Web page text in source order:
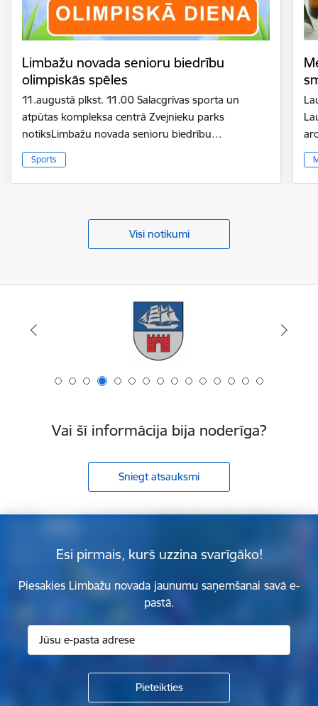
Limbažu novada senioru biedrību
olimpiskās spēles
11.augustā plkst. 11.00 Salacgrīvas sporta un
atpūtas kompleksa centrā Zvejnieku parks
notiksLimbažu novada senioru biedrību…
Sports
Visi notikumi
Vai šī informācija bija noderīga?
Sniegt atsauksmi
Esi pirmais, kurš uzzina svarīgāko!
Piesakies Limbažu novada jaunumu saņemšanai savā e-
pastā.